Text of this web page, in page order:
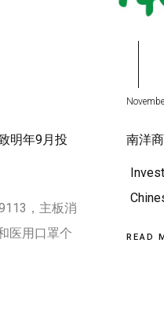
明年9月投
，主板消
医用口罩个
南洋
READ